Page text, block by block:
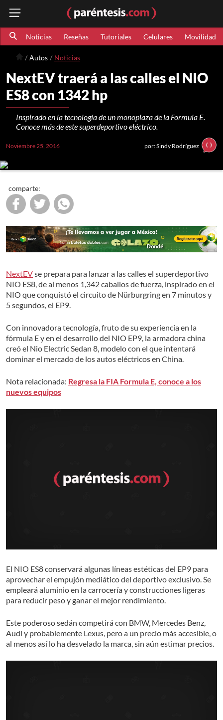
Noticias Reseñas Tutoriales Celulares Movilidad
Autos Noticias
NextEV traerá a las calles el NIO
ES8 con 1342 hp
Inspirado en la tecnología de un monoplaza de la Formula E.
Conoce más de este superdeportivo eléctrico.
Noviembre 25, 2016 por: Sindy Rodríguez
comparte:
NextEVse prepara para lanzar a las calles el superdeportivo
NIO ES8, de al menos 1,342 caballos de fuerza, inspirado en el
NIO que conquistó el circuito de Nürburgring en 7 minutos y
5 segundos, el EP9.
Con innovadora tecnología, fruto de su experiencia en la
fórmula E y en el desarrollo del NIO EP9, la armadora china
creó el Nio Electric Sedan 8, modelo con el que intentará
dominar el mercado de los autos eléctricos en China.
Nota relacionada: Regresa la FIA Formula E, conoce a los
nuevos equipos
El NIO ES8 conservará algunas líneas estéticas del EP9 para
aprovechar el empujón mediático del deportivo exclusivo. Se
empleará aluminio en la carrocería y construcciones ligeras
para reducir peso y ganar el mejor rendimiento.
Este poderoso sedán competirá con BMW, Mercedes Benz,
Audi y probablemente Lexus, pero a un precio más accesible, o
al menos así lo ha desvelado la marca, sin aún estimar precios.